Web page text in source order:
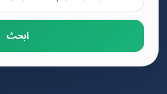
ابحث